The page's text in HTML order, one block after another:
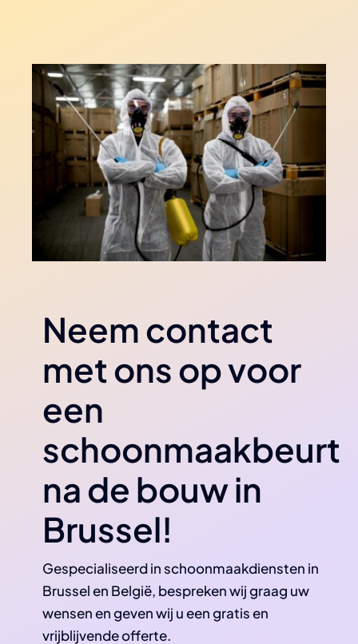
Neem contact
met ons op voor
een
schoonmaakbeurt
na de bouw in
Brussel!
Gespecialiseerd in schoonmaakdiensten in
Brussel en België, bespreken wij graag uw
wensen en geven wij u een gratis en
vrijblijvende offerte.